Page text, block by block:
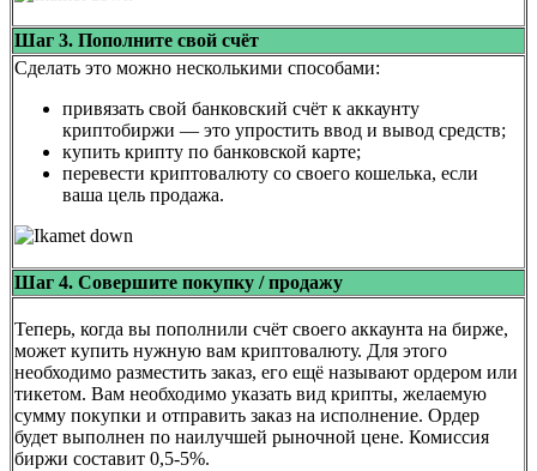
Шаг 3. Пополните свой счёт
Сделать это можно несколькими способами:
привязать свой банковский счёт к аккаунту
криптобиржи — это упростить ввод и вывод средств;
купить крипту по банковской карте;
перевести криптовалюту со своего кошелька, если
ваша цель продажа.
Шаг 4. Совершите покупку / продажу
Теперь, когда вы пополнили счёт своего аккаунта на бирже,
может купить нужную вам криптовалюту. Для этого
необходимо разместить заказ, его ещё называют ордером или
тикетом. Вам необходимо указать вид крипты, желаемую
сумму покупки и отправить заказ на исполнение. Ордер
будет выполнен по наилучшей рыночной цене. Комиссия
биржи составит 0,5-5%.